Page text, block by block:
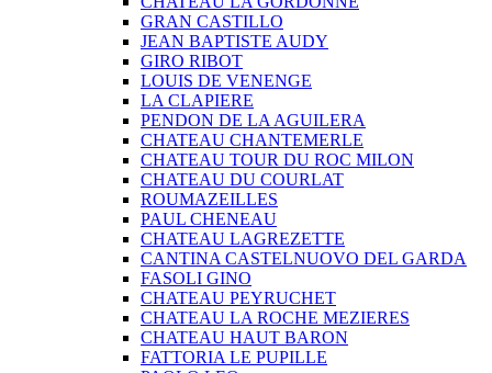
GRAN CASTILLO
JEAN BAPTISTE AUDY
GIRO RIBOT
LOUIS DE VENENGE
LA CLAPIERE
PENDON DE LA AGUILERA
CHATEAU CHANTEMERLE
CHATEAU TOUR DU ROC MILON
CHATEAU DU COURLAT
ROUMAZEILLES
PAUL CHENEAU
CHATEAU LAGREZETTE
CANTINA CASTELNUOVO DEL GARDA
FASOLI GINO
CHATEAU PEYRUCHET
CHATEAU LA ROCHE MEZIERES
CHATEAU HAUT BARON
FATTORIA LE PUPILLE